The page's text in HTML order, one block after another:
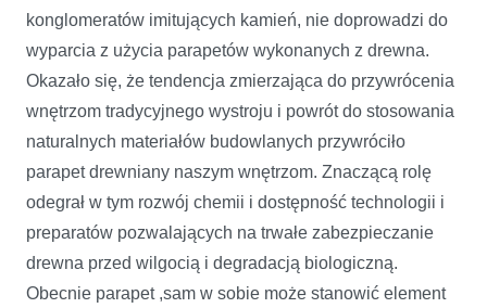
konglomeratów imitujących kamień, nie doprowadzi do
wyparcia z użycia parapetów wykonanych z drewna.
Okazało się, że tendencja zmierzająca do przywrócenia
wnętrzom tradycyjnego wystroju i powrót do stosowania
naturalnych materiałów budowlanych przywróciło
parapet drewniany naszym wnętrzom. Znaczącą rolę
odegrał w tym rozwój chemii i dostępność technologii i
preparatów pozwalających na trwałe zabezpieczanie
drewna przed wilgocią i degradacją biologiczną.
Obecnie parapet ,sam w sobie może stanowić element